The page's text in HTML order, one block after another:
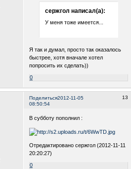
сержгол написал(а):
У меня тоже имеется...
Я так и думал, просто так оказалось
быстрее, хотя вначале хотел
попросить их сделать))
0
Поделиться 13
2012-11-05
08:50:54
В субботу пополнил :
Отредактировано сержгол (2012-11-11
20:20:27)
0